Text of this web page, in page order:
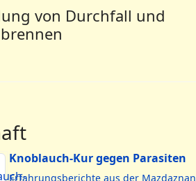
von Durchfall und
Knoblauch-Kur gegen Parasiten
Erfahrungsberichte aus der Mazdaznan